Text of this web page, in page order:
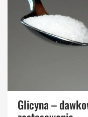
Glicyna –